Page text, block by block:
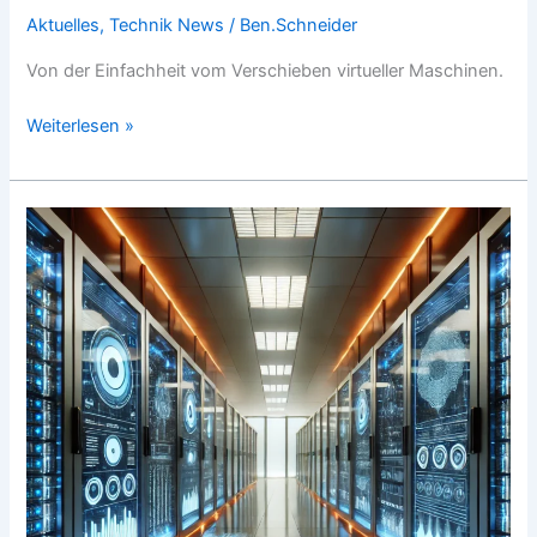
Aktuelles,Technik News / Ben.Schneider
Von der Einfachheit vom Verschieben virtueller Maschinen.
Weiterlesen »
Warum
wir
bei
Xpertus
jetzt
auf
Proxmox
setzen